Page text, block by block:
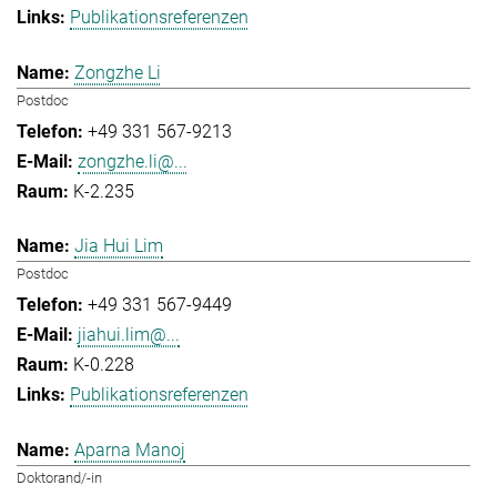
Publikationsreferenzen
Zongzhe Li
Postdoc
+49 331 567-9213
zongzhe.li@...
K-2.235
Jia Hui Lim
Postdoc
+49 331 567-9449
jiahui.lim@...
K-0.228
Publikationsreferenzen
Aparna Manoj
Doktorand/-in